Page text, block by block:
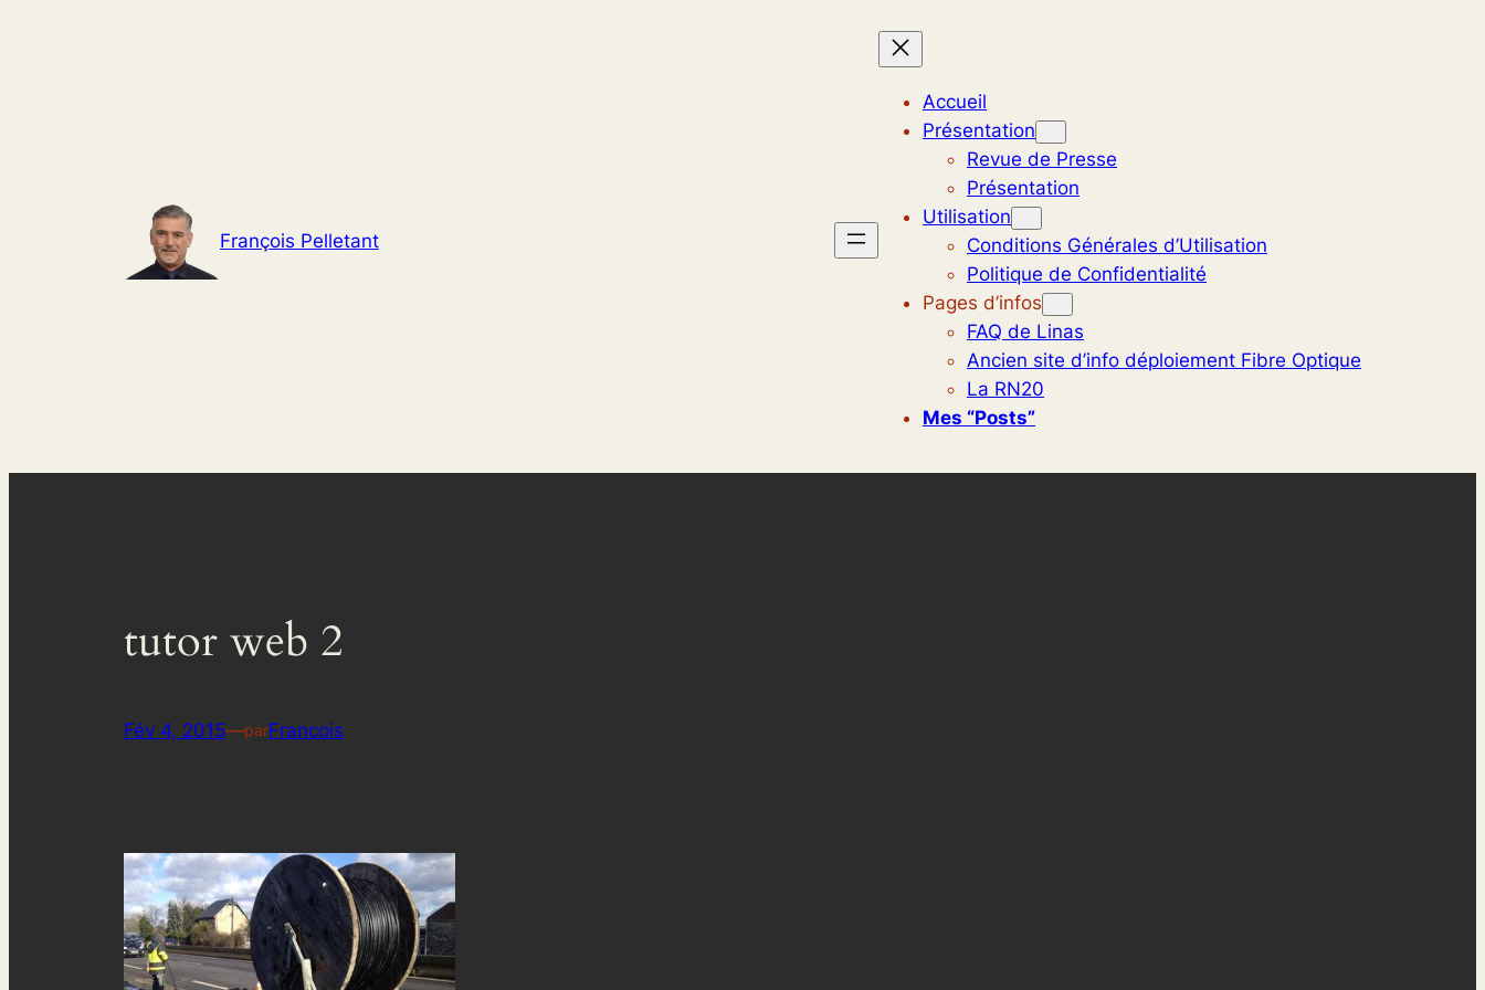
François Pelletant
Accueil
Présentation
Revue de Presse
Présentation
Utilisation
Conditions Générales d’Utilisation
Politique de Confidentialité
Pages d’infos
FAQ de Linas
Ancien site d’info déploiement Fibre Optique
La RN20
Mes “posts”
tutor web 2
Fév 4, 2015—parFrancois